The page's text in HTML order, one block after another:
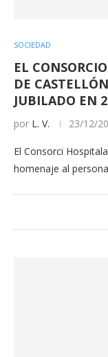
SOCIEDAD
EL
DE
JUBILADO EN
por L. V. 23/12/
El Consorci
homenaje al